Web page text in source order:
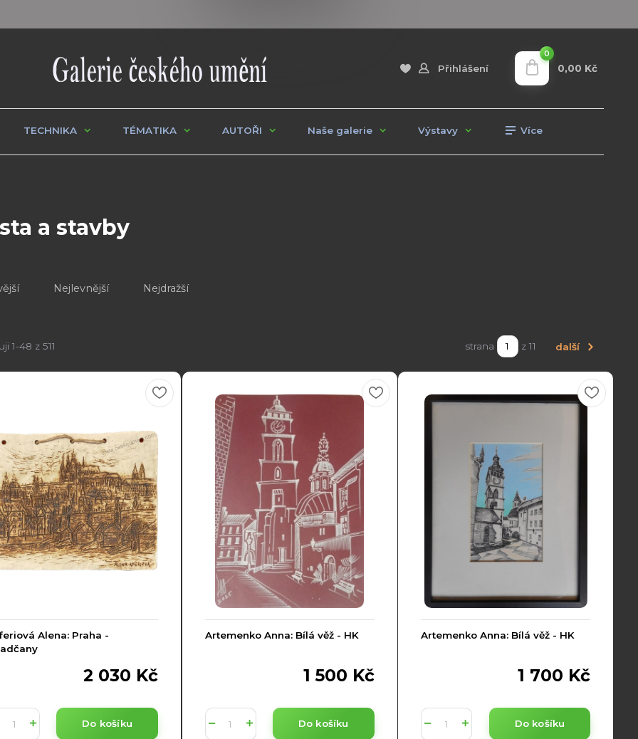
Přihlášení
0
0,00 Kč
TECHNIKA TÉMATIKA AUTOŘI Naše galerie Výstavy Více
a stavby
Nejlevnější Nejdražší
1-48 z 511 strana z 11 další
Alena: Praha -
2 030 Kč
Do košíku
Artemenko Anna: Bílá věž - HK
1 500 Kč
Do košíku
Artemenko Anna: Bílá věž - HK
1 700 Kč
Do košíku